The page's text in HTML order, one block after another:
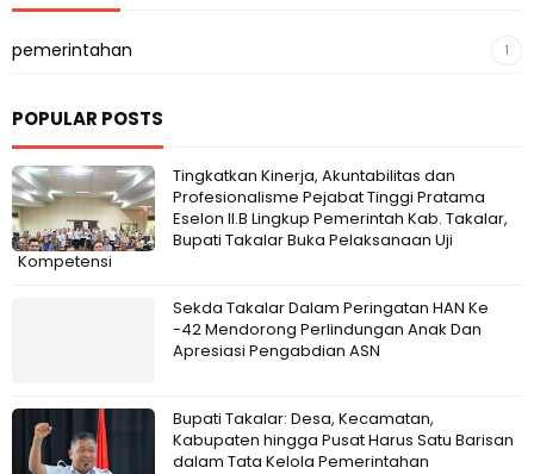
pemerintahan 1
POPULAR POSTS
Tingkatkan Kinerja, Akuntabilitas dan
Profesionalisme Pejabat Tinggi Pratama
Eselon II.B Lingkup Pemerintah Kab. Takalar,
Bupati Takalar Buka Pelaksanaan Uji
Kompetensi
Sekda Takalar Dalam Peringatan HAN Ke
-42 Mendorong Perlindungan Anak Dan
Apresiasi Pengabdian ASN
Bupati Takalar: Desa, Kecamatan,
Kabupaten hingga Pusat Harus Satu Barisan
dalam Tata Kelola Pemerintahan